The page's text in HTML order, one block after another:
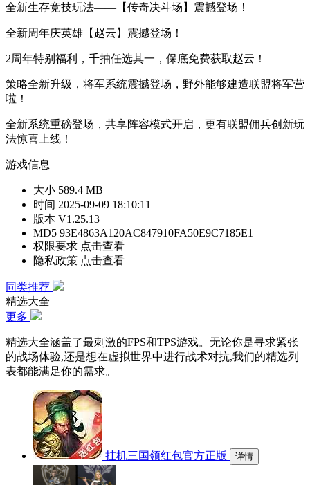
全新生存竞技玩法——【传奇决斗场】震撼登场！
全新周年庆英雄【赵云】震撼登场！
2周年特别福利，千抽任选其一，保底免费获取赵云！
策略全新升级，将军系统震撼登场，野外能够建造联盟将军营
啦！
全新系统重磅登场，共享阵容模式开启，更有联盟佣兵创新玩
法惊喜上线！
游戏信息
大小 589.4 MB
时间 2025-09-09 18:10:11
版本 V1.25.13
MD5 93E4863A120AC847910FA50E9C7185E1
权限要求 点击查看
隐私政策 点击查看
同类推荐
精选大全
更多
精选大全涵盖了最刺激的FPS和TPS游戏。无论你是寻求紧张
的战场体验,还是想在虚拟世界中进行战术对抗,我们的精选列
表都能满足你的需求。
挂机三国领红包官方正版 详情